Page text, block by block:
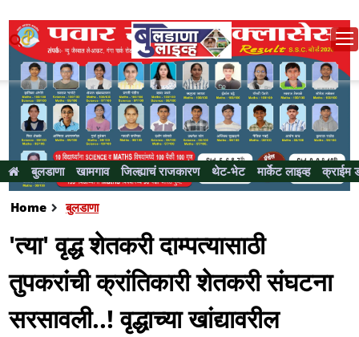
बुलडाणा खामगाव जिल्ह्याचं राजकारण थेट-भेट मार्केट लाइव्ह क्राईम
Home बुलडाणा
'त्या' वृद्ध शेतकरी दाम्पत्यासाठी
तुपकरांची क्रांतिकारी शेतकरी संघटना
सरसावली..! वृद्धाच्या खांद्यावरील